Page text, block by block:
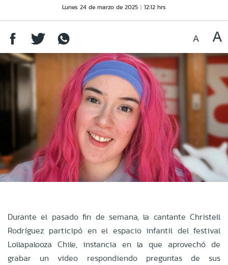
Lunes 24 de marzo de 2025 12:12 hrs
Durante el pasado fin de semana, la cantante Christell
Rodríguez participó en el espacio infantil del festival
Lollapalooza Chile, instancia en la que aprovechó de
grabar un video respondiendo preguntas de sus